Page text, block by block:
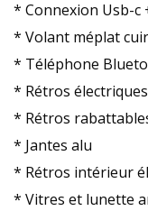
* Connexion Usb-
* Volant méplat
* Téléphone
* Rétros électriques
* Rétros
* Jantes alu
* Rétros intérieur
* Vitres et lunette